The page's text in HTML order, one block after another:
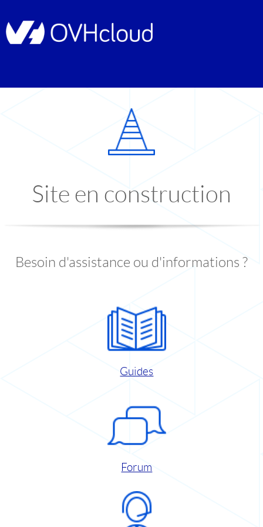
Site en construction
Besoin d'assistance ou d'informations ?
Guides
Forum